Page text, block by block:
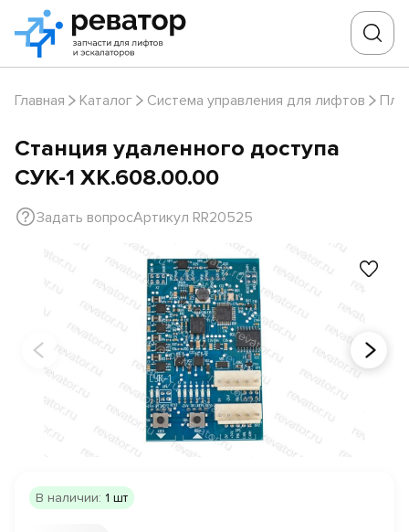
Главная Каталог Система управления для лифтов
Станция удаленного доступа
СУК-1 ХК.608.00.00
Задать вопросАртикул RR20525
В наличии: 1 шт